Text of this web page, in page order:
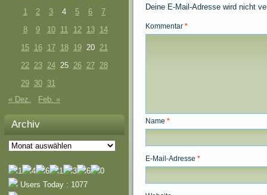
1
2 3 4 5 6
7
8
9 10 11 12 13
14
15 16 17 18 19 20 21
22 23 24 25 26 27 28
29 30
31
« Dez.
Feb. »
Archiv
Archiv
Users Today : 1077
Deine E-Mail-Adresse wird nicht
Kommentar *
Name *
E-Mail-Adresse *